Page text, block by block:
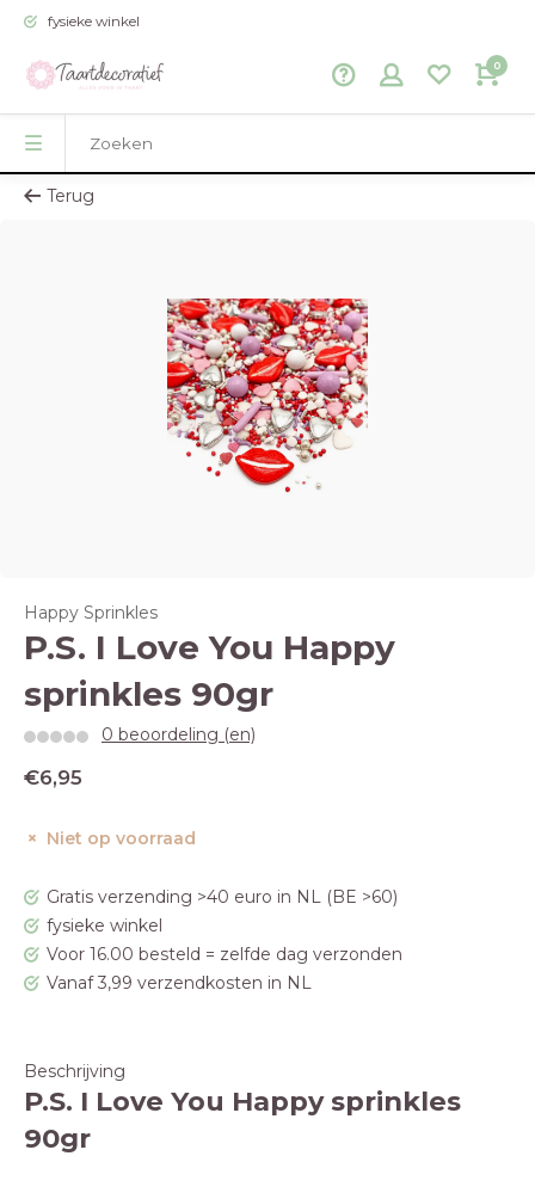
fysieke winkel
0
Terug
Happy Sprinkles
P.S. I Love You Happy
sprinkles 90gr
0 beoordeling (en)
€6,95
Niet op voorraad
Gratis verzending >40 euro in NL (BE >60)
fysieke winkel
Voor 16.00 besteld = zelfde dag verzonden
Vanaf 3,99 verzendkosten in NL
Beschrijving
P.S. I Love You Happy sprinkles
90gr